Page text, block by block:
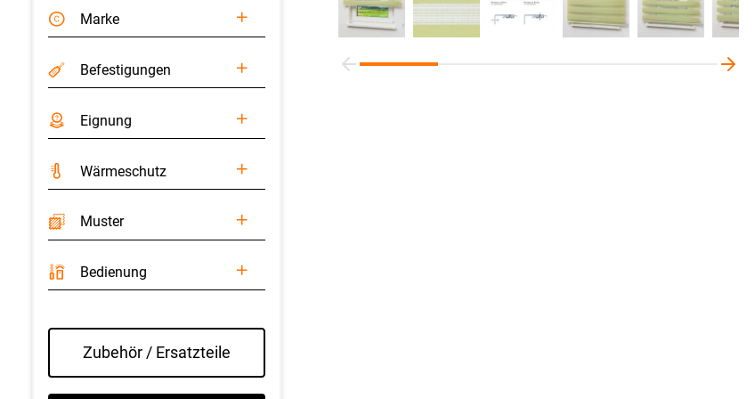
Marke
Befestigungen
Eignung
Wärme­schutz
Muster
Bedienung
Zubehör / Ersatzteile